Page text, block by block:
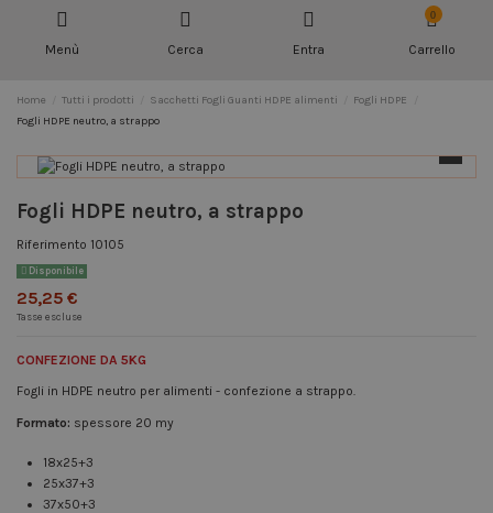
Menù Cerca Entra
0
Carrello
Home Tutti i prodotti Sacchetti Fogli Guanti HDPE alimenti
Fogli HDPE
Fogli HDPE neutro, a strappo
Fogli HDPE neutro, a strappo
Riferimento 10105
Disponibile
25,25 €
Tasse escluse
CONFEZIONE DA 5KG
Fogli in HDPE neutro per alimenti - confezione a strappo.
Formato: spessore 20 my
18x25+3
25x37+3
37x50+3